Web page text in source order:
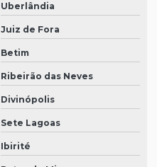
Uberlândia
Juiz de Fora
Betim
Ribeirão das Neves
Divinópolis
Sete Lagoas
Ibirité